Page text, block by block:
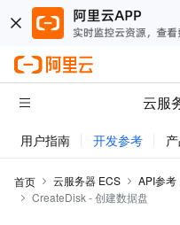
云服
用户指南 开发参考
首页 云服务器 ECS API参考
CreateDisk - 创建数据盘